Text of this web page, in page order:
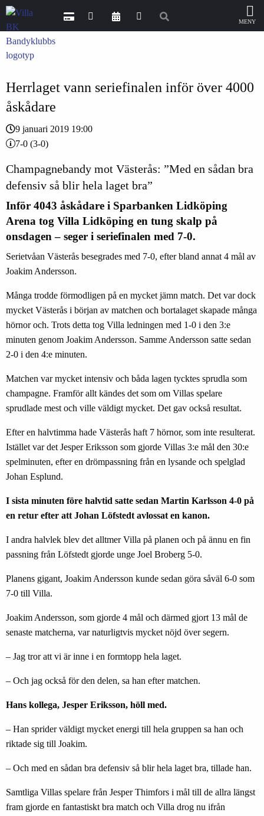
Herrlaget vann seriefinalen inför över 4000
åskådare
9 januari 2019 19:00
7-0 (3-0)
Champagnebandy mot Västerås: ”Med en sådan bra
defensiv så blir hela laget bra”
Inför 4043 åskådare i Sparbanken Lidköping
Arena tog Villa Lidköping en tung skalp på
onsdagen – seger i seriefinalen med 7-0.
Serietvåan Västerås besegrades med 7-0, efter bland annat 4 mål av
Joakim Andersson.
Många trodde förmodligen på en mycket jämn match. Det var dock
mycket Västerås i början av matchen och bortalaget skapade många
hörnor och. Trots detta tog Villa ledningen med 1-0 i den 3:e
minuten genom Joakim Andersson. Samme Andersson satte sedan
2-0 i den 4:e minuten.
Matchen var mycket intensiv och båda lagen tycktes sprudla som
champagne. Framför allt kändes det som om Villas spelare
sprudlade mest och ville väldigt mycket. Det gav också resultat.
Efter en halvtimma hade Västerås haft 7 hörnor, som inte resulterat.
Istället var det Jesper Eriksson som gjorde Villas 3:e mål den 30:e
spelminuten, efter en drömpassning från en lysande och spelglad
Johan Esplund.
I sista minuten före halvtid satte sedan Martin Karlsson 4-0 på
en retur efter att Johan Löfstedt avlossat en kanon.
I andra halvlek blev det alltmer Villa på planen och på ännu en fin
passning från Löfstedt gjorde unge Joel Broberg 5-0.
Planens gigant, Joakim Andersson kunde sedan göra såväl 6-0 som
7-0 till Villa.
Joakim Andersson, som gjorde 4 mål och därmed gjort 13 mål de
senaste matcherna, var naturligtvis mycket nöjd över segern.
– Jag tror att vi är inne i en formtopp hela laget.
– Och jag också för den delen, sa han efter matchen.
Hans kollega, Jesper Eriksson, höll med.
– Han sprider väldigt mycket energi till hela gruppen sa han och
riktade sig till Joakim.
– Och med en sådan bra defensiv så blir hela laget bra, tillade han.
Samtliga Villas spelare från Jesper Thimfors i mål till de allra längst
fram gjorde en fantastiskt bra match och Villa drog nu ifrån